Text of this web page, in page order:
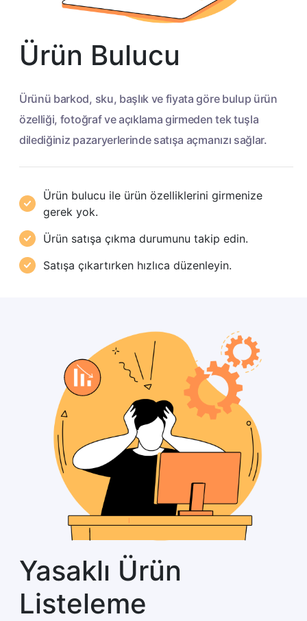
Ürün Bulucu
Ürünü barkod, sku, başlık ve fiyata göre bulup ürün
özelliği, fotoğraf ve açıklama girmeden tek tuşla
dilediğiniz pazaryerlerinde satışa açmanızı sağlar.
Ürün bulucu ile ürün özelliklerini girmenize
gerek yok.
Ürün satışa çıkma durumunu takip edin.
Satışa çıkartırken hızlıca düzenleyin.
Yasaklı Ürün
Listeleme